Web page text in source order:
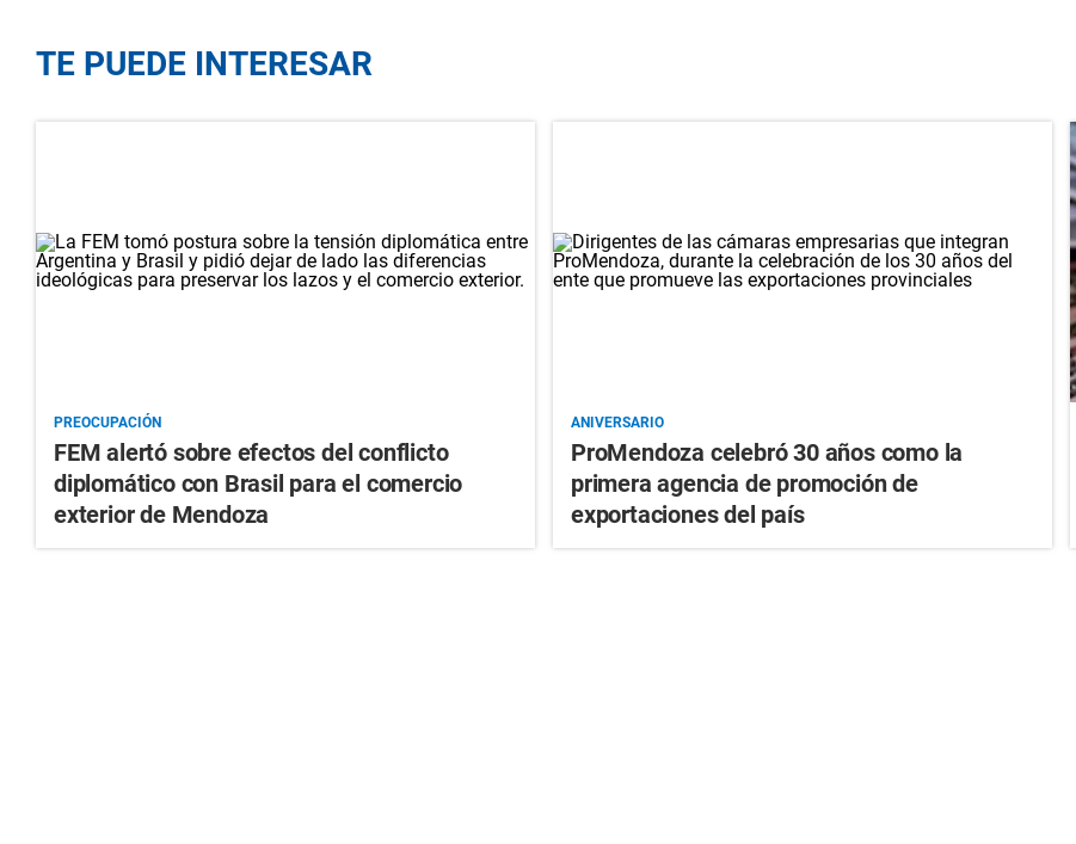
TE PUEDE INTERESAR
PREOCUPACIÓN
FEM alertó sobre efectos del conflicto
diplomático con Brasil para el comercio
exterior de Mendoza
ANIVERSARIO
ProMendoza celebró 30 años como la
primera agencia de promoción de
exportaciones del país